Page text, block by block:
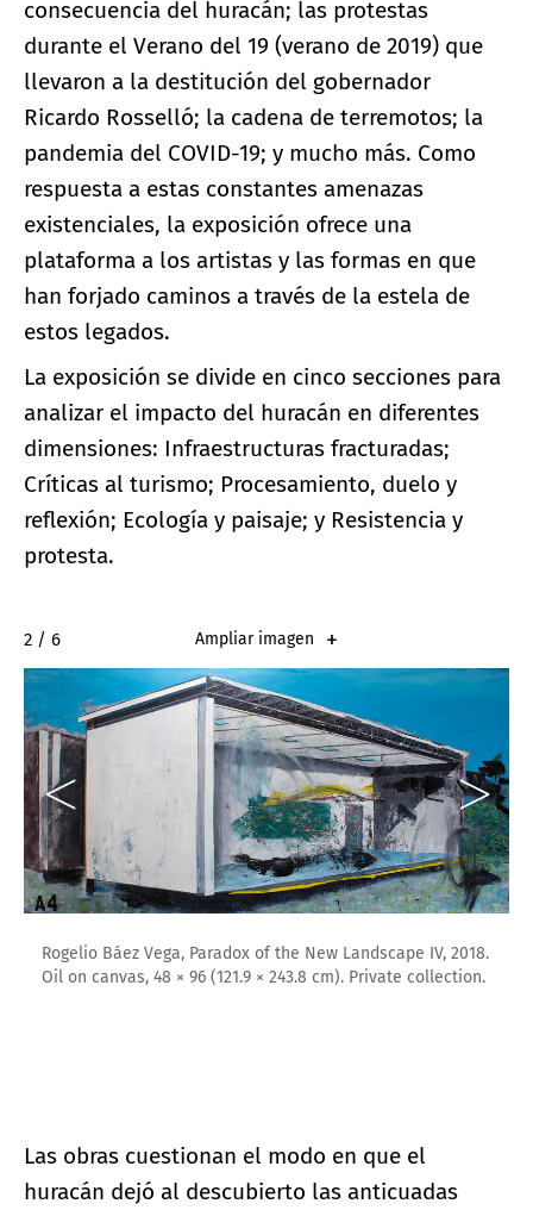
consecuencia del huracán; las protestas
durante el Verano del 19 (verano de 2019) que
llevaron a la destitución del gobernador
Ricardo Rosselló; la cadena de terremotos; la
pandemia del COVID-19; y mucho más. Como
respuesta a estas constantes amenazas
existenciales, la exposición ofrece una
plataforma a los artistas y las formas en que
han forjado caminos a través de la estela de
estos legados.
La exposición se divide en cinco secciones para
analizar el impacto del huracán en diferentes
dimensiones: Infraestructuras fracturadas;
Críticas al turismo; Procesamiento, duelo y
reflexión; Ecología y paisaje; y Resistencia y
protesta.
2 / 6 Ampliar imagen
Rogelio Báez Vega, Paradox of the New Landscape IV, 2018.
Oil on canvas, 48 × 96 (121.9 × 243.8 cm). Private collection.
Las obras cuestionan el modo en que el
huracán dejó al descubierto las anticuadas